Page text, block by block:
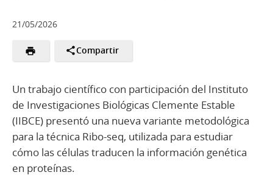
21/05/2026
Compartir
Un trabajo científico con participación del Instituto
de Investigaciones Biológicas Clemente Estable
(IIBCE) presentó una nueva variante metodológica
para la técnica Ribo-seq, utilizada para estudiar
cómo las células traducen la información genética
en proteínas.